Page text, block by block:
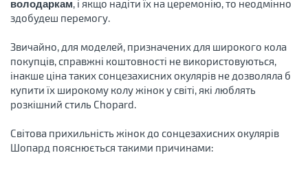
володаркам, і якщо надіти їх на церемонію, то неодмінно
здобудеш перемогу.
Звичайно, для моделей, призначених для широкого кола
покупців, справжні коштовності не використовуються,
інакше ціна таких сонцезахисних окулярів не дозволяла б
купити їх широкому колу жінок у світі, які люблять
розкішний стиль Chopard.
Світова прихильність жінок до сонцезахисних окулярів
Шопард пояснюється такими причинами: